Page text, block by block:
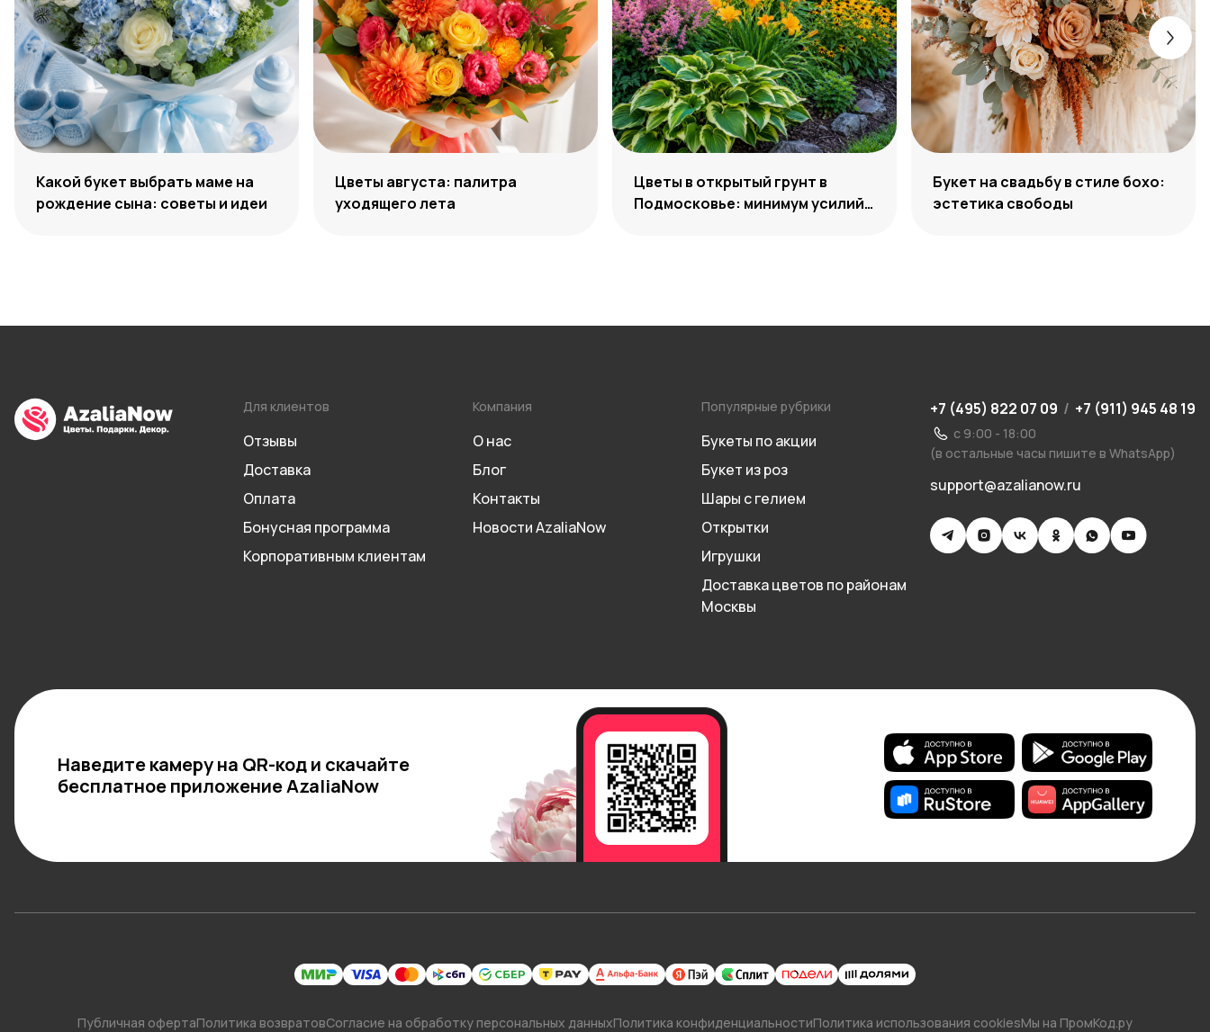
Какой букет выбрать маме на
рождение сына: советы и идеи
Цветы августа: палитра
уходящего лета
Цветы в открытый грунт в
Подмосковье: минимум усилий,
Букет на свадьбу в стиле бохо:
эстетика свободы
Для клиентов
Отзывы
Доставка
Оплата
Бонусная программа
Корпоративным клиентам
Компания
О нас
Блог
Контакты
Новости AzaliaNow
Популярные рубрики
Букеты по акции
Букет из роз
Шары с гелием
Открытки
Игрушки
Доставка цветов по районам
Москвы
+7 (495) 822 07 09 / +7 (911) 945 48 19
с 9:00 - 18:00
(в остальные часы пишите в WhatsApp)
support@azalianow.ru
Наведите камеру на QR-код и скачайте
бесплатное приложение AzaliaNow
Публичная офертаПолитика возвратовСогласие на обработку персональных данныхПолитика конфиденциальностиПолитика использования cookiesМы на ПромКод.ру